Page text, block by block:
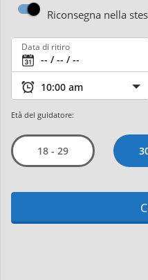
Riconsegna nella
Data di ritiro
Età del guidatore:
18 - 29